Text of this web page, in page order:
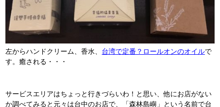
左からハンドクリーム、香水、 台湾で定番？ロールオンのオイルで
す。癒される・・・
サービスエリアはちょっと行きづらいわ！と思い、他にお店がない
か調べてみると元々は台中のお店で、「森林島嶼」という名前で台